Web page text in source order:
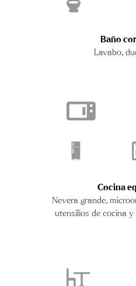
Baño
Lavabo,
Cocina
Nevera grande,
utensilios de cocina